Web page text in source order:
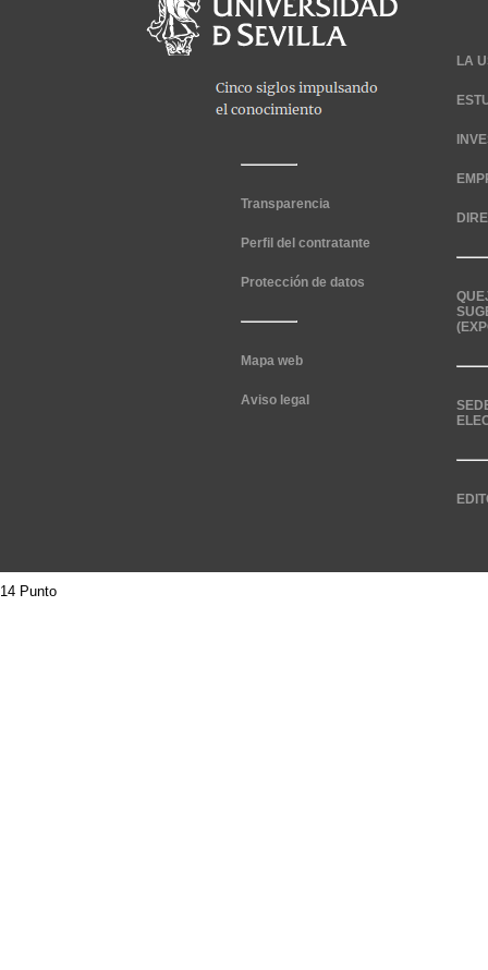
Transparencia
Perfil del contratante
Protección de datos
Mapa web
Aviso legal
LA
14 Punto